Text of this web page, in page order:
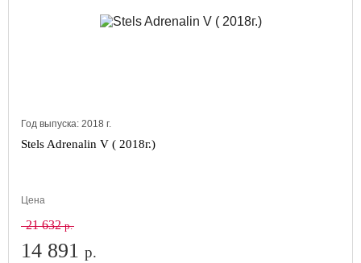
Год выпуска: 2018 г.
Stels Adrenalin V ( 2018г.)
Цена
21 632р.
14 891 р.